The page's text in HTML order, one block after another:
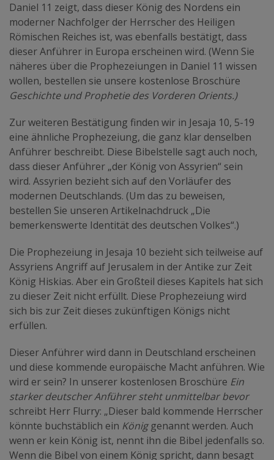
Daniel 11 zeigt, dass dieser König des Nordens ein
moderner Nachfolger der Herrscher des Heiligen
Römischen Reiches ist, was ebenfalls bestätigt, dass
dieser Anführer in Europa erscheinen wird. (Wenn Sie
näheres über die Prophezeiungen in Daniel 11 wissen
wollen, bestellen sie unsere kostenlose Broschüre
Geschichte und Prophetie des Vorderen Orients.)
Zur weiteren Bestätigung finden wir in Jesaja 10, 5-19
eine ähnliche Prophezeiung, die ganz klar denselben
Anführer beschreibt. Diese Bibelstelle sagt auch noch,
dass dieser Anführer „der König von Assyrien“ sein
wird. Assyrien bezieht sich auf den Vorläufer des
modernen Deutschlands. (Um das zu beweisen,
bestellen Sie unseren Artikelnachdruck „Die
bemerkenswerte Identität des deutschen Volkes“.)
Die Prophezeiung in Jesaja 10 bezieht sich teilweise auf
Assyriens Angriff auf Jerusalem in der Antike zur Zeit
König Hiskias. Aber ein Großteil dieses Kapitels hat sich
zu dieser Zeit nicht erfüllt. Diese Prophezeiung wird
sich bis zur Zeit dieses zukünftigen Königs nicht
erfüllen.
Dieser Anführer wird dann in Deutschland erscheinen
und diese kommende europäische Macht anführen. Wie
wird er sein? In unserer kostenlosen Broschüre Ein
starker deutscher Anführer steht unmittelbar bevor
schreibt Herr Flurry: „Dieser bald kommende Herrscher
könnte buchstäblich ein Königgenannt werden. Auch
wenn er kein König ist, nennt ihn die Bibel jedenfalls so.
Wenn die Bibel von einem König spricht, dann besagt